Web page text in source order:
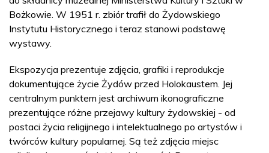
Bożkowie. W 1951 r. zbiór trafił do Żydowskiego
Instytutu Historycznego i teraz stanowi podstawę
wystawy.
Ekspozycja prezentuje zdjęcia, grafiki i reprodukcje
dokumentujące życie Żydów przed Holokaustem. Jej
centralnym punktem jest archiwum ikonograficzne
prezentujące różne przejawy kultury żydowskiej - od
postaci życia religijnego i intelektualnego po artystów i
twórców kultury popularnej. Są też zdjęcia miejsc